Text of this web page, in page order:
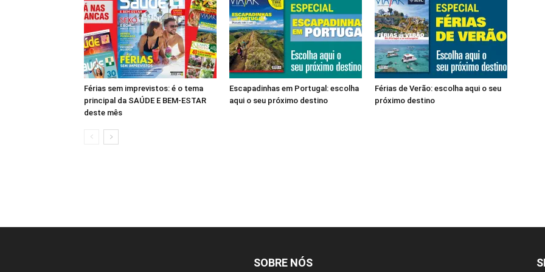
Férias sem imprevistos: é o tema
principal da SAÚDE E BEM-ESTAR
deste mês
Escapadinhas em Portugal: escolha
aqui o seu próximo destino
Férias de Verão: escolha aqui o seu
próximo destino
SOBRE NÓS